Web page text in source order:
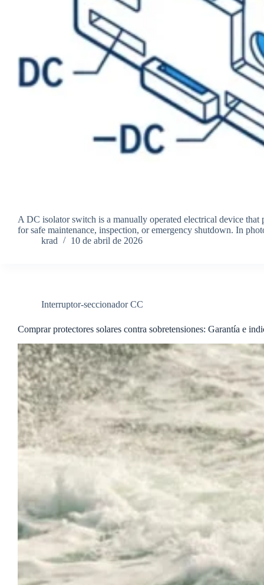
A DC isolator switch is a manually operated electrical device
for safe maintenance, inspection, or emergency shutdown. In
krad
10 de abril de 2026
Interruptor-seccionador CC
Comprar protectores solares contra sobretensiones: Garantía e